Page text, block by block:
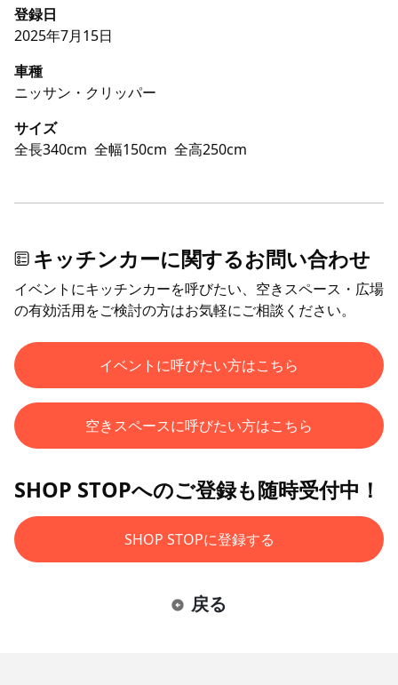
登録日
2025年7月15日
車種
ニッサン・クリッパー
サイズ
全長340cm 全幅150cm 全高250cm
キッチンカーに関するお問い合わせ
イベントにキッチンカーを呼びたい、空きスペース・広場
の有効活用をご検討の方はお気軽にご相談ください。
イベントに呼びたい方はこちら
空きスペースに呼びたい方はこちら
SHOP STOPへのご登録も随時受付中！
SHOP STOPに登録する
戻る